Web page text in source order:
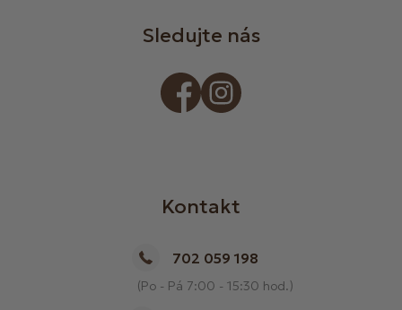
Sledujte nás
Kontakt
702 059 198
(Po - Pá 7:00 - 15:30 hod.)